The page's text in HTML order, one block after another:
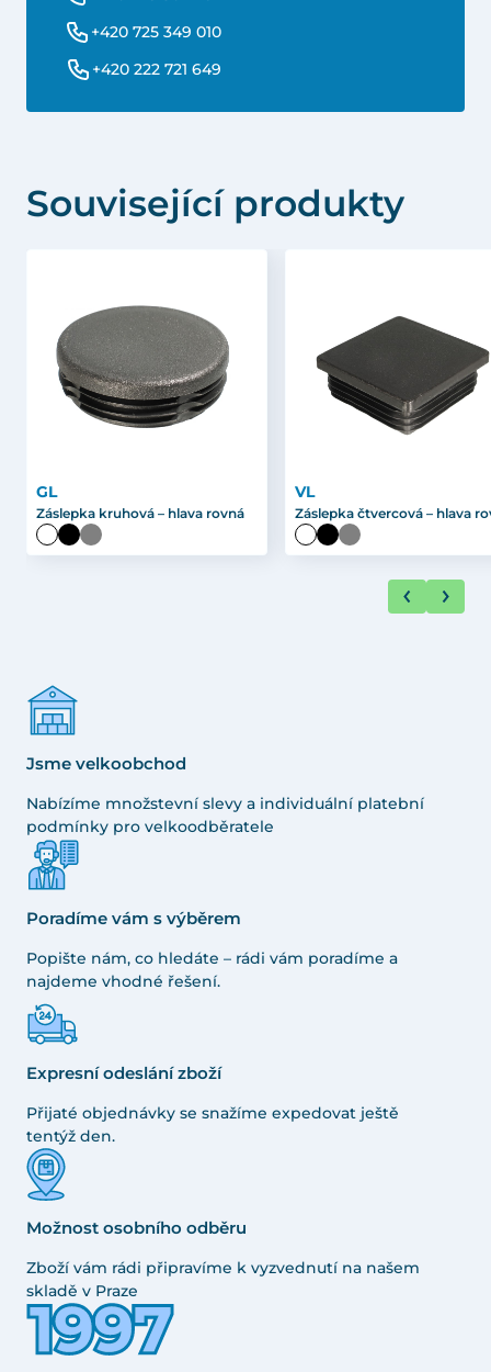
+420 725 349 010
+420 222 721 649
Související produkty
GL
Záslepka kruhová – hlava rovná
VL
Záslepka čtvercová – hlava
Jsme velkoobchod
Nabízíme množstevní slevy a individuální platební
podmínky pro velkoodběratele
Poradíme vám s výběrem
Popište nám, co hledáte – rádi vám poradíme a
najdeme vhodné řešení.
Expresní odeslání zboží
Přijaté objednávky se snažíme expedovat ještě
tentýž den.
Možnost osobního odběru
Zboží vám rádi připravíme k vyzvednutí na našem
skladě v Praze